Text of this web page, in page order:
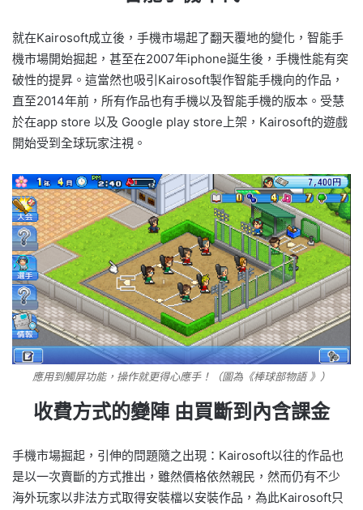
就在Kairosoft成立後，手機市場起了翻天覆地的變化，智能手
機市場開始掘起，甚至在2007年iphone誕生後，手機性能有突
破性的提昇。這當然也吸引Kairosoft製作智能手機向的作品，
直至2014年前，所有作品也有手機以及智能手機的版本。受慧
於在app store 以及 Google play store上架，Kairosoft的遊戲
開始受到全球玩家注視。
應用到觸屏功能，操作就更得心應手！（圖為《棒球部物語 》）
收費方式的變陣 由買斷到內含課金
手機市場掘起，引伸的問題隨之出現：Kairosoft以往的作品也
是以一次賣斷的方式推出，雖然價格依然親民，然而仍有不少
海外玩家以非法方式取得安裝檔以安裝作品，為此Kairosoft只